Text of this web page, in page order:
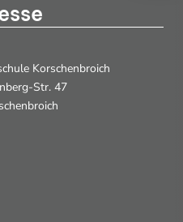
Korschenbroich
Str. 47